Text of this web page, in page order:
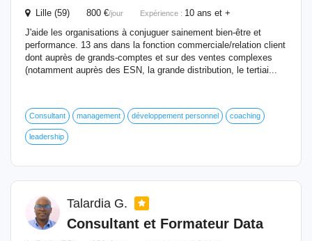
Lille (59) 800 €/jour Expérience : 10 ans et +
J'aide les organisations à conjuguer sainement bien-être et
performance. 13 ans dans la fonction commerciale/relation client
dont auprès de grands-comptes et sur des ventes complexes
(notamment auprès des ESN, la grande distribution, le tertiai...
Consultant management développement personnel coaching
leadership
Talardia G.
Consultant et Formateur Data